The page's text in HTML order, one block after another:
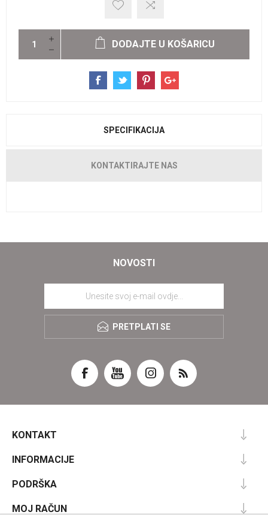
DODAJTE U KOŠARICU
SPECIFIKACIJA
KONTAKTIRAJTE NAS
NOVOSTI
PRETPLATI SE
KONTAKT
INFORMACIJE
PODRŠKA
MOJ RAČUN